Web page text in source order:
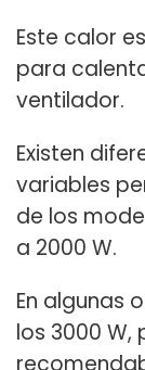
Este calor
para
ventilador.
Existen
variables
de los
a 2000 W.
En algunas
los 3000 W,